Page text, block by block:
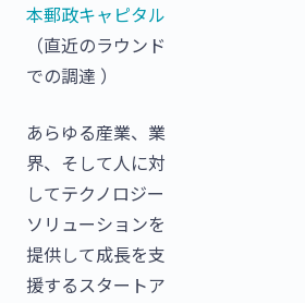
本郵政キャピタル
（直近のラウンド
での調達 ）
あらゆる産業、業
界、そして人に対
してテクノロジー
ソリューションを
提供して成長を支
援するスタートア